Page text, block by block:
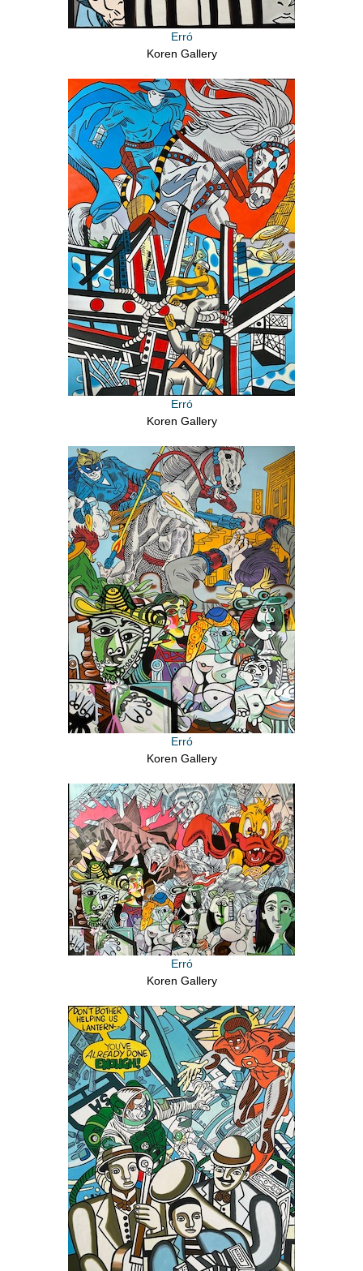
Erró
Koren Gallery
Erró
Koren Gallery
Erró
Koren Gallery
Erró
Koren Gallery